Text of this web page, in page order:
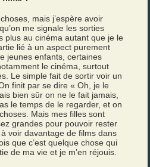
mais j’espère avoir
me signale les sorties
plus au cinéma autant que je le
lié à un aspect purement
jeunes enfants, certaines
le cinéma, surtout
Le simple fait de sortir voir un
finit par se dire « Oh, je le
bien sûr on ne le fait jamais,
le temps de le regarder, et on
Mais mes filles sont
grandes pour pouvoir rester
voir davantage de films dans
que c’est quelque chose qui
de ma vie et je m’en réjouis.